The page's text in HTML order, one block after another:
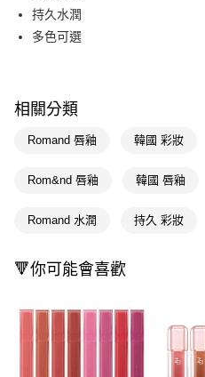
Apple Pay
Google Pay
相關說明
便利好安心！
２．便利：只要手機號碼，簡訊認證，
３．安心：先確認商品／服務後，再付
１．於結帳方式選擇「AFTEE先享後
結帳頁面，進行簡訊認證並確認金額後
２．訂單成立數日內，您將收到繳費
３．收到繳費通知簡訊後14天內，點
全家取貨付款
付款後全家取貨
每筆NT$65，滿NT$390(含以上)
持久水潤
多色可選
相關分類
Romand 唇釉 韓國 彩妝
Rom&nd 唇釉 韓國 唇釉
Romand 水潤 持久 彩妝
🔻你可能會喜歡